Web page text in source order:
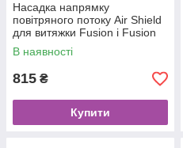
Насадка напрямку
повітряного потоку Air Shield
для витяжки Fusion і Fusion
Plus
В наявності
815 ₴
Купити